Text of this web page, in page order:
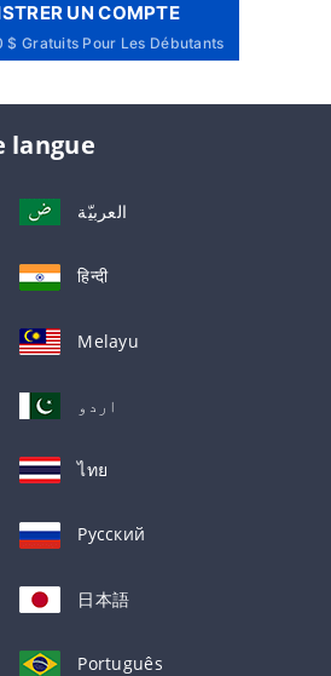
UN COMPTE
$ Gratuits Pour Les Débutants
langue
العربيّة
हिन्दी
Melayu
اردو
ไทย
Русский
日本語
Português